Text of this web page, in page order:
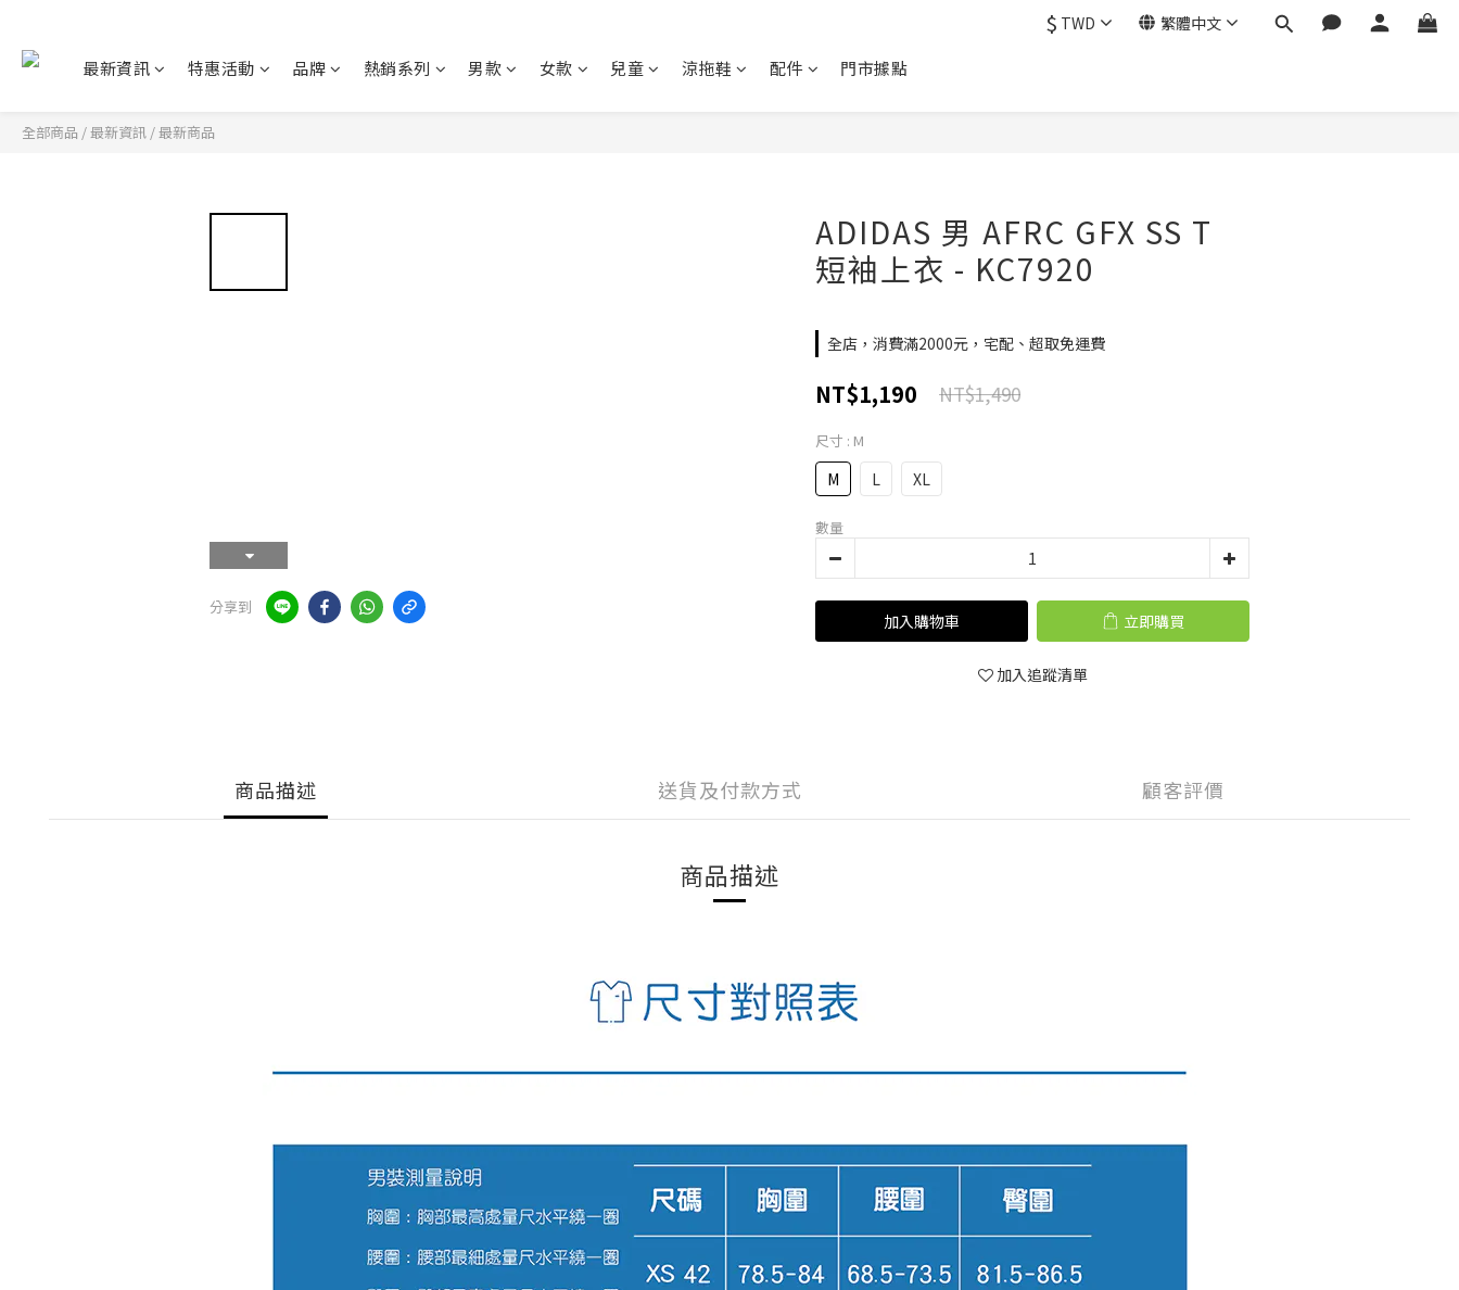
$ TWD 繁體中文
最新資訊 特惠活動 品牌 熱銷系列 男款 女款 兒童 涼拖鞋 配件 門市據點
全部商品 /最新資訊 /最新商品
分享到
ADIDAS 男 AFRC GFX SS T
短袖上衣 - KC7920
全店，消費滿2000元，宅配、超取免運費
NT$1,190 NT$1,490
尺寸 : M
M L XL
數量
加入購物車 立即購買
加入追蹤清單
商品描述 送貨及付款方式 顧客評價
商品描述